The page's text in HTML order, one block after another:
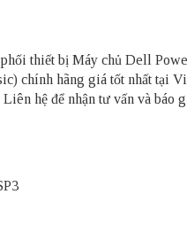
thiết bị Máy chủ Dell
chính hãng giá tốt nhất tại
hệ để nhận tư vấn và báo